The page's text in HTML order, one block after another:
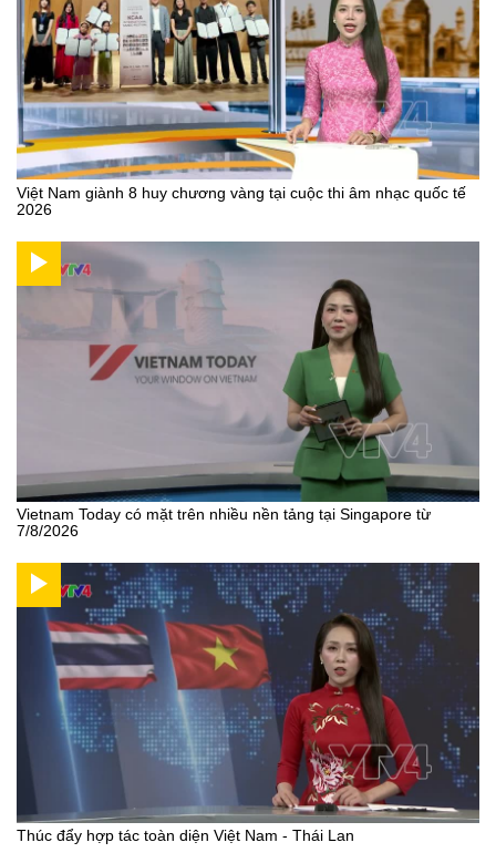
Việt Nam giành 8 huy chương vàng tại cuộc thi âm nhạc quốc tế
2026
Vietnam Today có mặt trên nhiều nền tảng tại Singapore từ
7/8/2026
Thúc đẩy hợp tác toàn diện Việt Nam - Thái Lan